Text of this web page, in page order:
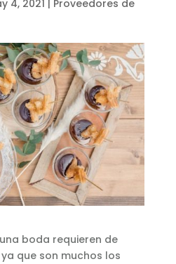
4, 2021 | Proveedores de
boda requieren de
que son muchos los